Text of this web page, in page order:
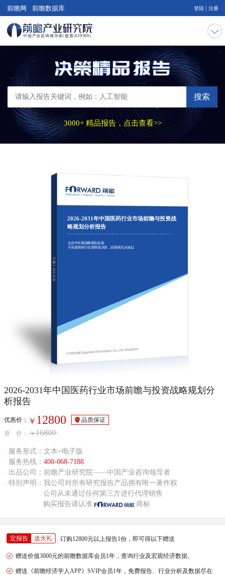
前瞻网 前瞻数据库 登陆 注册
搜索
3000+ 精品报告，点击查看>>
2026-2031年中国医药行业市场前瞻与投资战
略规划分析报告
Report of Market Prospective and Investment Strategy Planning on China Medicines Industry（2026-2031）
企业中长期战略规划必备
不深度调研行业形势就决策，回报将无从谈起
2026-2031年中国医药行业市场前瞻与投资战略规划分
析报告
优惠价： ￥ 12800
品质保证
原 价： ￥16800
· 服务形式：文本+电子版
· 服务热线： 400-068-7188
· 出品公司：前瞻产业研究院——中国产业咨询领导者
· 特别声明：我公司对所有研究报告产品拥有唯一著作权
公司从未通过任何第三方进行代理销售
购买报告请认准
商标
定报告 送大礼 订购12800元以上报告1份，即可得以下赠送
赠送价值3000元的前瞻数据库会员1年，查询行业及宏观经济数据。
赠送《前瞻经济学人APP》SVIP会员1年，免费报告、行业分析及数据尽在